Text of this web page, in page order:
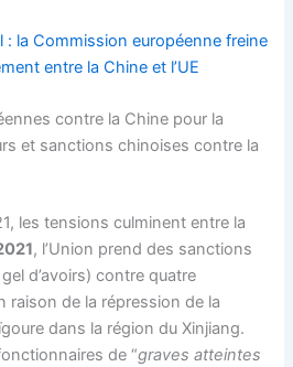
la Commission européenne freine
entre la Chine et l’UE
contre la Chine pour la
et sanctions chinoises contre la
les tensions culminent entre la
, l’Union prend des sanctions
d’avoirs) contre quatre
raison de la répression de la
dans la région du Xinjiang.
de “graves atteintes